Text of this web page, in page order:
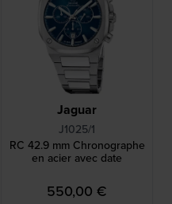
Jaguar
J1025/1
RC 42.9 mm Chronographe
en acier avec date
550,00 €